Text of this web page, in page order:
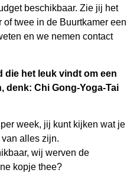
beschikbaar. Zie jij het
twee in de Buurtkamer een
en we nemen contact
die het leuk vindt om een
denk: Chi Gong-Yoga-Tai
week, jij kunt kijken wat je
alles zijn.
wij werven de
kopje thee?